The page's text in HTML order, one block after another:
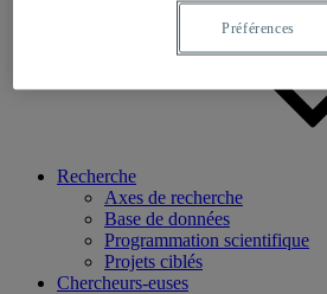
Recherche
Axes de recherche
Base de données
Programmation scientifique
Projets ciblés
Chercheurs-euses
Préférences